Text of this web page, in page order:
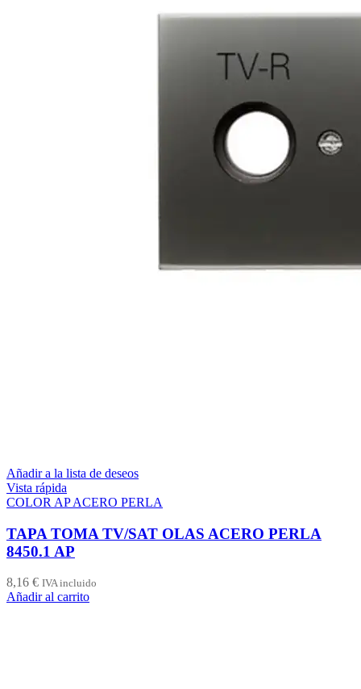
Añadir a la lista de deseos
Vista rápida
COLOR AP ACERO PERLA
TAPA TOMA TV/SAT OLAS ACERO PERLA
8450.1 AP
8,16 € IVA incluido
Añadir al carrito